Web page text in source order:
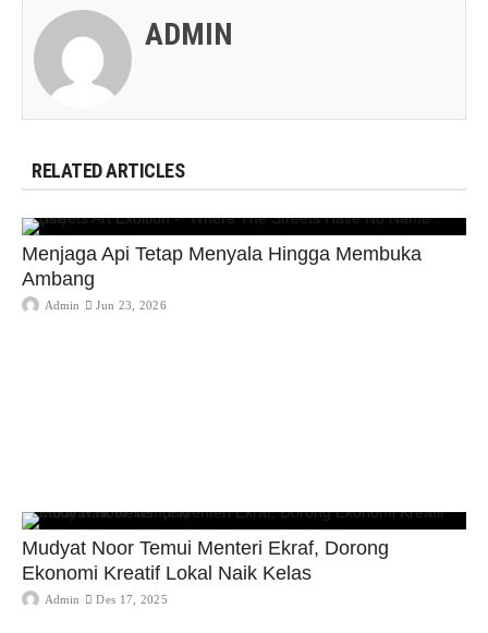
ADMIN
RELATED ARTICLES
Menjaga Api Tetap Menyala Hingga Membuka
Ambang
Admin Jun 23, 2026
Mudyat Noor Temui Menteri Ekraf, Dorong
Ekonomi Kreatif Lokal Naik Kelas
Admin Des 17, 2025